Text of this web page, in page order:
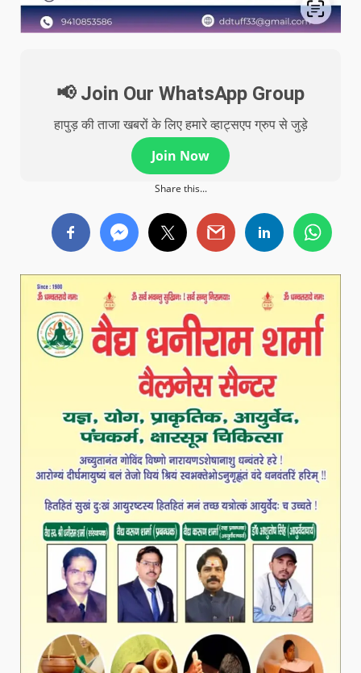
📢 Join Our WhatsApp Group
हापुड़ की ताजा खबरों के लिए हमारे व्हाट्सएप ग्रुप से जुड़े
Join Now
Share this...